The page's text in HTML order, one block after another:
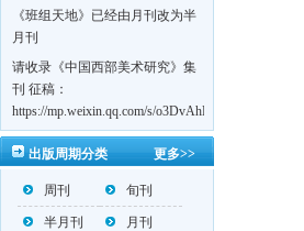
BMxk-
109PkA==&uniplatform=NZKPT&language=CHS
有限，自即日起停止使用，我刊
投稿邮箱变更为 高教投稿邮
邮箱：bedu@cmee.net.cn
《班组天地》已经由月刊改为半
月刊
请收录《中国西部美术研究》集
刊 征稿：
https://mp.weixin.qq.com/s/
第一辑：
https://mp.weixin.qq.com/s/更多>>
出版周期分类
周刊 旬刊
半月刊 月刊